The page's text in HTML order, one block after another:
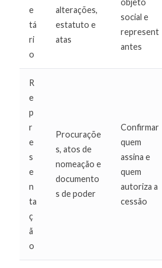
e
tá
ri
o
alterações,
estatuto e
atas
objeto
social e
represent
antes
R
e
p
r
e
s
e
n
ta
ç
ã
o
Procuraçõe
s, atos de
nomeação e
documento
s de poder
Confirmar
quem
assina e
quem
autoriza a
cessão